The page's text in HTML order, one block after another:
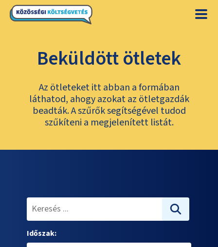
Beküldött ötletek
Az ötleteket itt abban a formában
láthatod, ahogy azokat az ötletgazdák
beadták. A szűrők segítségével tudod
szűkíteni a megjelenített listát.
Időszak: